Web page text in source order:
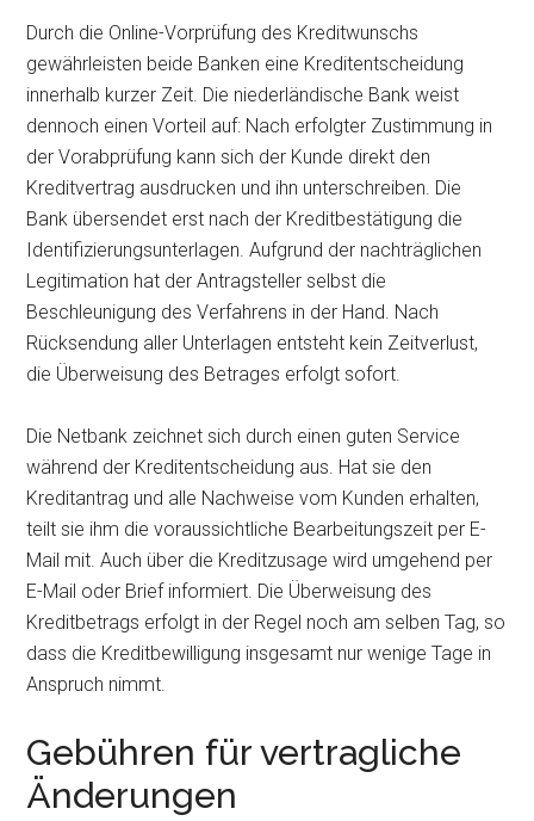
Durch die Online-Vorprüfung des Kreditwunschs
gewährleisten beide Banken eine Kreditentscheidung
innerhalb kurzer Zeit. Die niederländische Bank weist
dennoch einen Vorteil auf: Nach erfolgter Zustimmung in
der Vorabprüfung kann sich der Kunde direkt den
Kreditvertrag ausdrucken und ihn unterschreiben. Die
Bank übersendet erst nach der Kreditbestätigung die
Identifizierungsunterlagen. Aufgrund der nachträglichen
Legitimation hat der Antragsteller selbst die
Beschleunigung des Verfahrens in der Hand. Nach
Rücksendung aller Unterlagen entsteht kein Zeitverlust,
die Überweisung des Betrages erfolgt sofort.
Die Netbank zeichnet sich durch einen guten Service
während der Kreditentscheidung aus. Hat sie den
Kreditantrag und alle Nachweise vom Kunden erhalten,
teilt sie ihm die voraussichtliche Bearbeitungszeit per E-
Mail mit. Auch über die Kreditzusage wird umgehend per
E-Mail oder Brief informiert. Die Überweisung des
Kreditbetrags erfolgt in der Regel noch am selben Tag, so
dass die Kreditbewilligung insgesamt nur wenige Tage in
Anspruch nimmt.
Gebühren für vertragliche
Änderungen